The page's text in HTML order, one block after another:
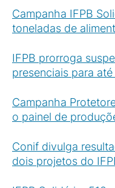
Campanha IFPB
toneladas de
IFPB prorroga
presenciais para
Campanha
o painel de
Conif divulga
dois projetos do